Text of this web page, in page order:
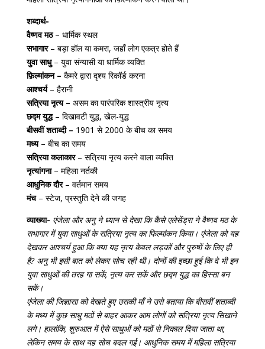
शब्दार्थ-
वैष्णव मठ– धार्मिक स्थल
सभागार– बड़ा हॉल या कमरा, जहाँ लोग एकत्र होते हैं
युवा साधु– युवा संन्यासी या धार्मिक व्यक्ति
फ़िल्मांकन – कैमरे द्वारा दृश्य रिकॉर्ड करना
आश्चर्य– हैरानी
सत्रिया नृत्य – असम का पारंपरिक शास्त्रीय नृत्य
छद्म युद्ध– दिखावटी युद्ध, खेल-युद्ध
बीसवीं शताब्दी – 1901 से 2000 के बीच का समय
मध्य– बीच का समय
सत्रिया कलाकार– सत्रिया नृत्य करने वाला व्यक्ति
नृत्यांगना– महिला नर्तकी
आधुनिक दौर– वर्तमान समय
मंच– स्टेज, प्रस्तुति देने की जगह
व्याख्या- एंजेला और अनु ने ध्यान से देखा कि कैसे एलेसेंड्रा ने वैष्णव मठ के
सभागार में युवा साधुओं के सत्रिया नृत्य का फिल्मांकन किया। एंजेला को यह
देखकर आश्चर्य हुआ कि क्या यह नृत्य केवल लड़कों और पुरुषों के लिए ही
है? अनु भी इसी बात को लेकर सोच रही थी। दोनों की इच्छा हुई कि वे भी इन
युवा साधुओं की तरह गा सकें, नृत्य कर सकें और छद्म युद्ध का हिस्सा बन
सकें।
एंजेला की जिज्ञासा को देखते हुए उसकी माँ ने उसे बताया कि बीसवीं शताब्दी
के मध्य में कुछ साधु मठों से बाहर आकर आम लोगों को सत्रिया नृत्य सिखाने
लगे। हालांकि, शुरुआत में ऐसे साधुओं को मठों से निकाल दिया जाता था,
लेकिन समय के साथ यह सोच बदल गई। आधुनिक समय में महिला सत्रिया